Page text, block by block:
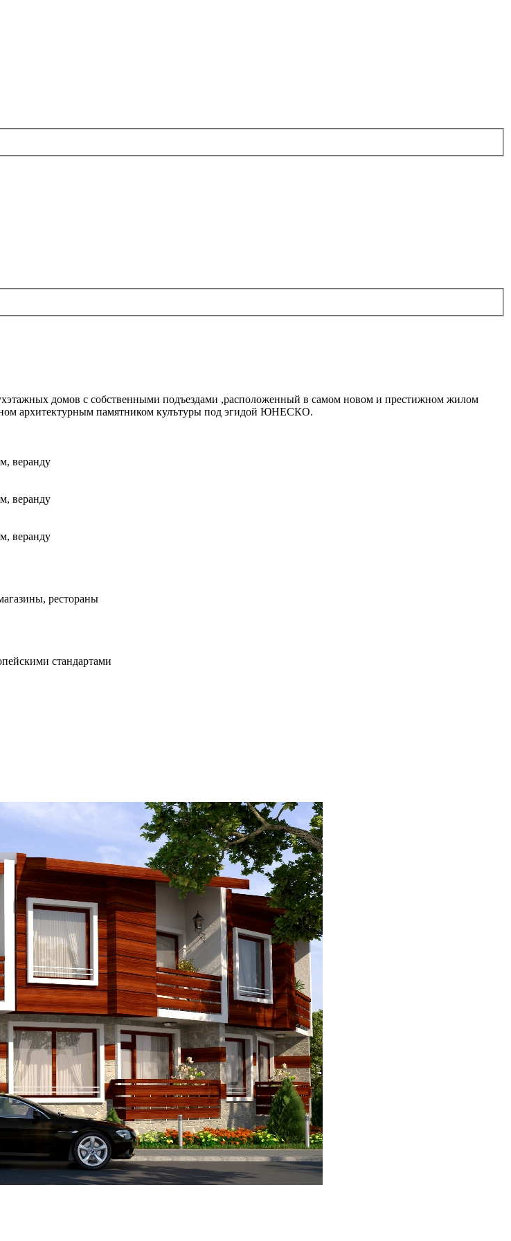
домов с собственными подъездами ,расположенный в самом новом и престижном жилом
архитектурным памятником кулътуры под эгидой ЮНЕСКО.
веранду
веранду
веранду
рестораны
стандартами